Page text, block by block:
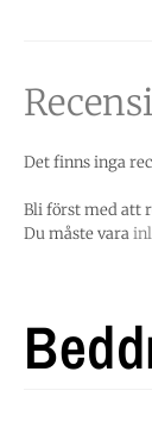
Det finns inga
Bli först med att
Du måste vara